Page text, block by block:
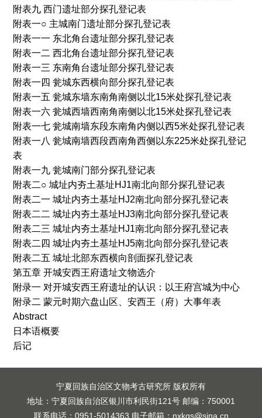
附表九 西门遗址部分探孔登记表
附表一○ 主城南门遗址部分探孔登记表
附表一一 东北角台遗址部分探孔登记表
附表一二 西北角台遗址部分探孔登记表
附表一三 东南角台遗址部分探孔登记表
附表一四 瓮城东西横向部分探孔登记表
附表一五 瓮城东墙东南角南侧以北15米处探孔登记表
附表一六 瓮城西墙西南角南侧以北15米处探孔登记表
附表一七 瓮城南墙东段东南角内侧以西5米处探孔登记表
附表一八 瓮城南墙西段西南角西侧以东225米处探孔登记
表
附表一九 瓮城南门部分探孔登记表
附表二○ 城址内夯土基址HJ1南北向部分探孔登记表
附表二一 城址内夯土基址HJ2南北向部分探孔登记表
附表二二 城址内夯土基址HJ3南北向部分探孔登记表
附表二三 城址内夯土基址HJ1南北向部分探孔登记表
附表二四 城址内夯土基址HJ5南北向部分探孔登记表
附表二五 城址北部东西横向剖面探孔登记表
第五章 开城安西王府遗址文物选介
附录一 对开城安西王府遗址的认识：以王府宫城为中心
附录二 蒙元时期六盘山区、安西王（府）大事年表
Abstract
日本语概要
后记
宁夏回族自治区文物考古研究所 版权所有
地址：宁夏回族自治区银川市利民街121号 邮编：750001
联系电话：0951-5014363 电子邮箱：nxkgs@sina.cn